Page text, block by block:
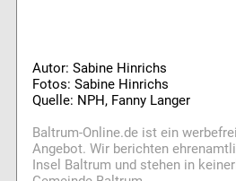
Autor: Sabine Hinrichs
Fotos: Sabine Hinrichs
Quelle: NPH, Fanny Langer
Baltrum-Online.de ist ein
Angebot. Wir berichten
Insel Baltrum und stehen in